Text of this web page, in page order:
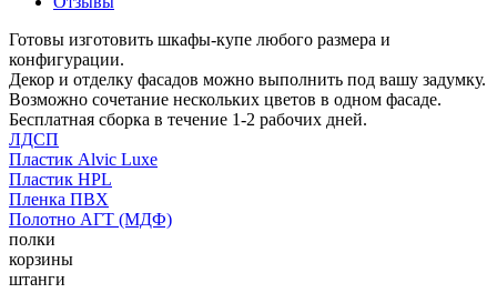
Готовы изготовить шкафы-купе любого размера и
конфигурации.
Декор и отделку фасадов можно выполнить под вашу задумку.
Возможно сочетание нескольких цветов в одном фасаде.
Бесплатная сборка в течение 1-2 рабочих дней.
ЛДСП
Пластик Alvic Luxe
Пластик HPL
Пленка ПВХ
Полотно АГТ (МДФ)
полки
корзины
штанги